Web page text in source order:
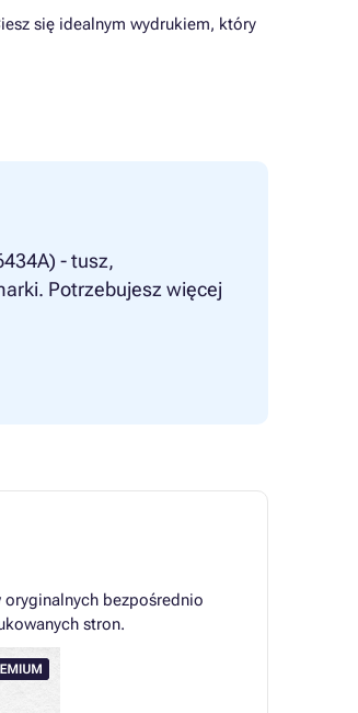
się idealnym wydrukiem, który
- tusz,
Potrzebujesz więcej
oryginalnych bezpośrednio
stron.